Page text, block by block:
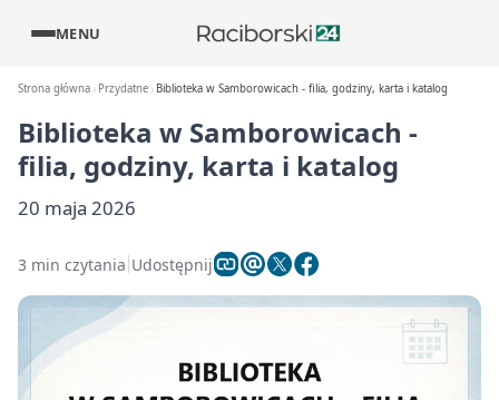
MENU
Strona główna Przydatne Biblioteka w Samborowicach - filia, godziny, karta i katalog
Biblioteka w Samborowicach -
filia, godziny, karta i katalog
20 maja 2026
3 min czytania Udostępnij